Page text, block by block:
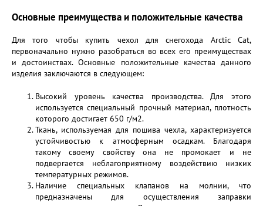
Основные преимущества и положительные качества
Для того чтобы купить чехол для снегохода Arctic Cat,
первоначально нужно разобраться во всех его преимуществах
и достоинствах. Основные положительные качества данного
изделия заключаются в следующем:
Высокий уровень качества производства. Для этого
используется специальный прочный материал, плотность
которого достигает 650 г/м2.
Ткань, используемая для пошива чехла, характеризуется
устойчивостью к атмосферным осадкам. Благодаря
такому своему свойству она не промокает и не
подвергается неблагоприятному воздействию низких
температурных режимов.
Наличие специальных клапанов на молнии, что
предназначены для осуществления заправки